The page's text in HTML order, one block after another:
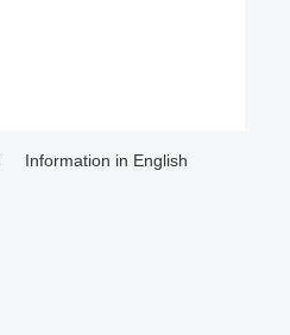
Information in English